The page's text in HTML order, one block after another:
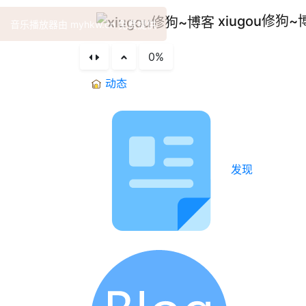
xiugou修狗~
0%
动态
发现
音乐播放器由 myhkw.cn 免费提供